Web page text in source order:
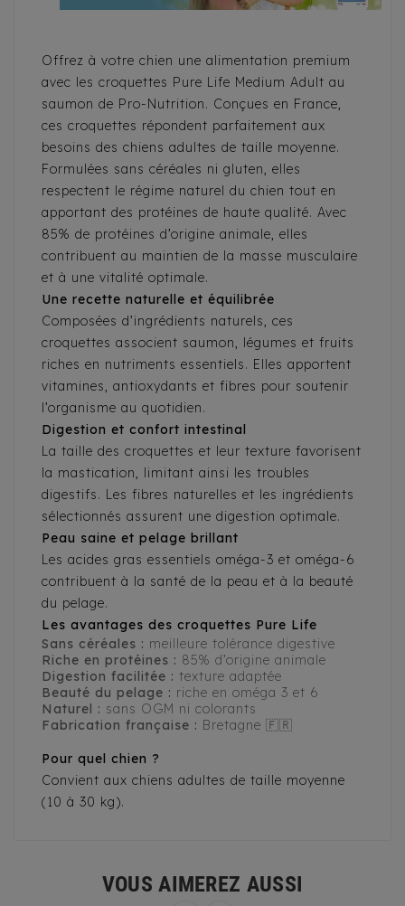
Offrez à votre chien une alimentation premium
avec les croquettes Pure Life Medium Adult au
saumon de Pro-Nutrition. Conçues en France,
ces croquettes répondent parfaitement aux
besoins des chiens adultes de taille moyenne.
Formulées sans céréales ni gluten, elles
respectent le régime naturel du chien tout en
apportant des protéines de haute qualité. Avec
85% de protéines d’origine animale, elles
contribuent au maintien de la masse musculaire
et à une vitalité optimale.
Une recette naturelle et équilibrée
Composées d’ingrédients naturels, ces
croquettes associent saumon, légumes et fruits
riches en nutriments essentiels. Elles apportent
vitamines, antioxydants et fibres pour soutenir
l’organisme au quotidien.
Digestion et confort intestinal
La taille des croquettes et leur texture favorisent
la mastication, limitant ainsi les troubles
digestifs. Les fibres naturelles et les ingrédients
sélectionnés assurent une digestion optimale.
Peau saine et pelage brillant
Les acides gras essentiels oméga-3 et oméga-6
contribuent à la santé de la peau et à la beauté
du pelage.
Les avantages des croquettes Pure Life
Sans céréales : meilleure tolérance digestive
Riche en protéines : 85% d’origine animale
Digestion facilitée : texture adaptée
Beauté du pelage : riche en oméga 3 et 6
Naturel : sans OGM ni colorants
Fabrication française : Bretagne 🇫🇷
Pour quel chien ?
Convient aux chiens adultes de taille moyenne
(10 à 30 kg).
VOUS AIMEREZ AUSSI